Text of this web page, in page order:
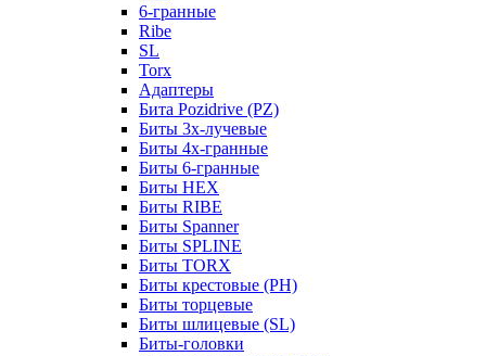
6-гранные
Ribe
SL
Torx
Адаптеры
Бита Pozidrive (PZ)
Биты 3х-лучевые
Биты 4х-гранные
Биты 6-гранные
Биты HEX
Биты RIBE
Биты Spanner
Биты SPLINE
Биты TORX
Биты крестовые (PH)
Биты торцевые
Биты шлицевые (SL)
Биты-головки